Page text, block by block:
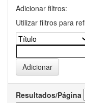
Adicionar filtros:
Utilizar filtros para
Resultados/Página